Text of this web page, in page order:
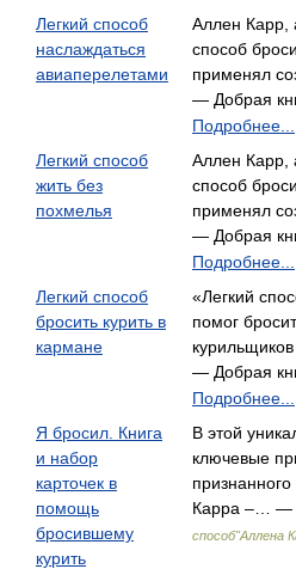
Легкий способ
наслаждаться
авиаперелетами
Аллен Карр,
способ
применял
— Добрая
Подробнее...
Легкий способ
жить без
похмелья
Аллен Карр,
способ
применял
— Добрая
Подробнее...
Легкий способ
бросить курить в
кармане
«Легкий
помог
— Добрая
Подробнее...
Я бросил. Книга
и набор
карточек в
помощь
бросившему
курить
В этой
ключевые
Карра –… —
способ"Аллена